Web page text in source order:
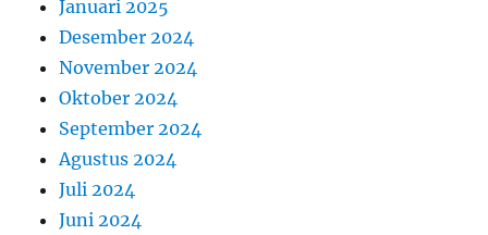
Januari 2025
Desember 2024
November 2024
Oktober 2024
September 2024
Agustus 2024
Juli 2024
Juni 2024